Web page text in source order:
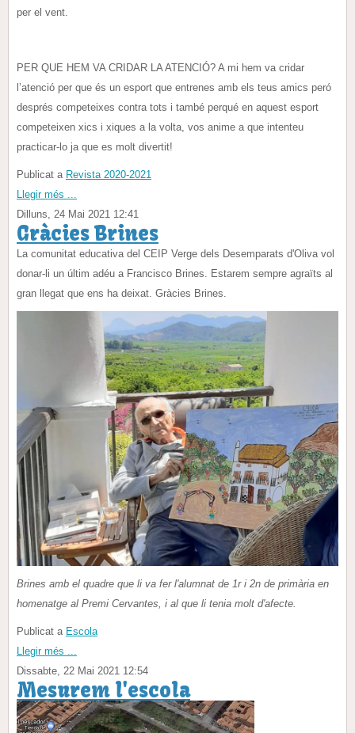
per el vent.
PER QUE HEM VA CRIDAR LA ATENCIÓ? A mi hem va cridar
l’atenció per que és un esport que entrenes amb els teus amics peró
després competeixes contra tots i també perqué en aquest esport
competeixen xics i xiques a la volta, vos anime a que intenteu
practicar-lo ja que es molt divertit!
Publicat a Revista 2020-2021
Llegir més ...
Dilluns, 24 Mai 2021 12:41
Gràcies Brines
La comunitat educativa del CEIP Verge dels Desemparats d'Oliva vol
donar-li un últim adéu a Francisco Brines. Estarem sempre agraïts al
gran llegat que ens ha deixat. Gràcies Brines.
Brines amb el quadre que li va fer l'alumnat de 1r i 2n de primària en
homenatge al Premi Cervantes, i al que li tenia molt d'afecte.
Publicat a Escola
Llegir més ...
Dissabte, 22 Mai 2021 12:54
Mesurem l'escola